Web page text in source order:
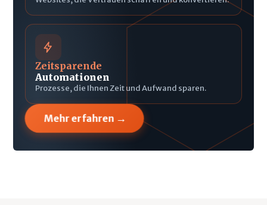
Zeitsparende
Automationen
Prozesse, die Ihnen Zeit und Aufwand sparen.
Mehr erfahren →